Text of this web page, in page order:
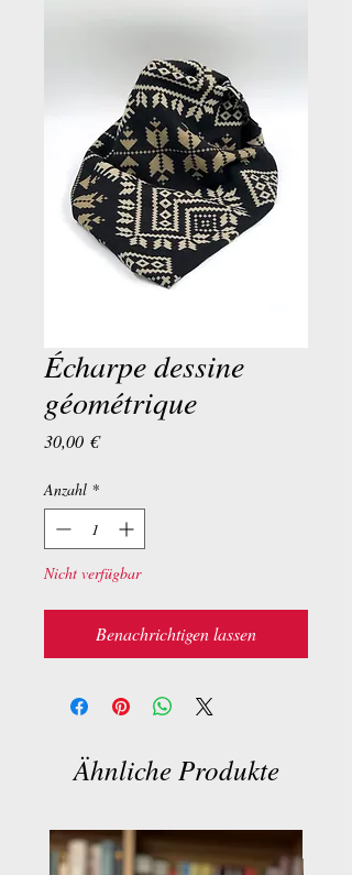
Écharpe dessine
géométrique
30,00 €Preis
Anzahl *
Nicht verfügbar
Benachrichtigen lassen
Ähnliche Produkte